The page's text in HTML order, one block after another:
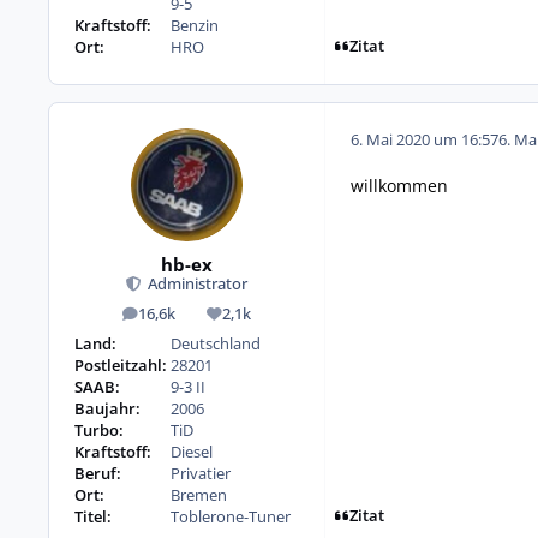
9-5
Kraftstoff:
Benzin
Ort:
HRO Zitat
hb-ex
Administrator
16,6k
Beiträge 2,1k
Reputation
Land:
Deutschland
Postleitzahl: 28201
SAAB:
9-3 II
Baujahr:
2006
Turbo:
TiD
Kraftstoff:
Diesel
Beruf:
Privatier
Ort:
Bremen
Titel:
Toblerone-Tuner
6. Mai 2020 um 16:576.
willkommen
Zitat